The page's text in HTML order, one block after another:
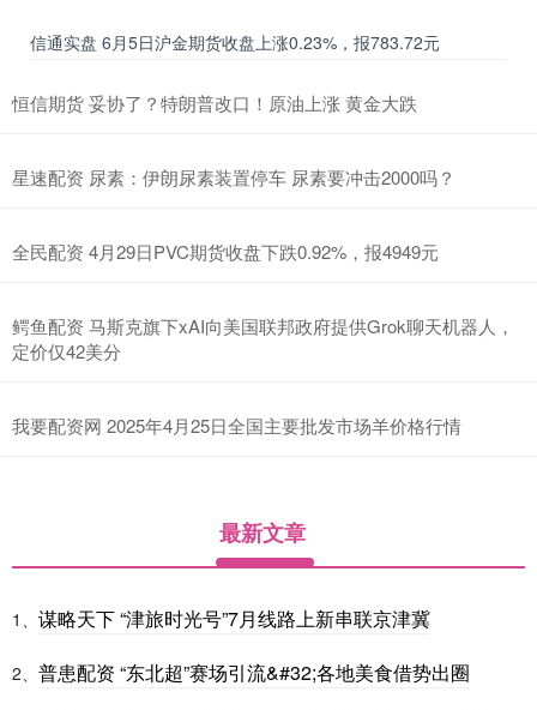
信通实盘 6月5日沪金期货收盘上涨0.23%，报783.72元
恒信期货 妥协了？特朗普改口！原油上涨 黄金大跌
星速配资 尿素：伊朗尿素装置停车 尿素要冲击2000吗？
全民配资 4月29日PVC期货收盘下跌0.92%，报4949元
鳄鱼配资 马斯克旗下xAI向美国联邦政府提供Grok聊天机器人，
定价仅42美分
我要配资网 2025年4月25日全国主要批发市场羊价格行情
最新文章
1、 谋略天下 “津旅时光号”7月线路上新串联京津冀
2、 普患配资 “东北超”赛场引流&#32;各地美食借势出圈